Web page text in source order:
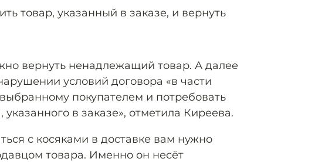
товар, указанный в заказе, и вернуть
вернуть ненадлежащий товар. А далее
условий договора «в части
покупателем и потребовать
в заказе», отметила Киреева.
с косяками в доставке вам нужно
товара. Именно он несёт